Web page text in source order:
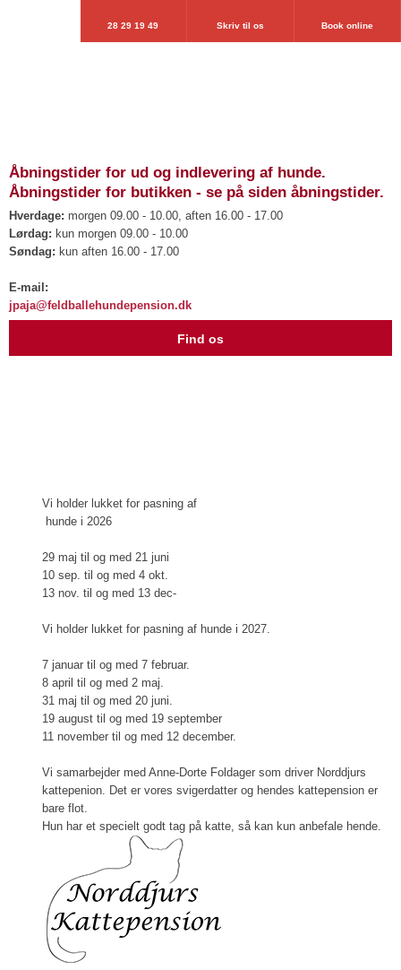
Åbningstider for ud og indlevering af hunde.
Åbningstider for butikken - se på siden åbningstider.
Hverdage: morgen 09.00 - 10.00, aften 16.00 - 17.00
Lørdag: kun morgen 09.00 - 10.00
Søndag: kun aften 16.00 - 17.00
​E-mail:
jpaja@feldballehundepension.dk
​Find os
​​Vi holder lukket for pasning af
hunde i 2026
29 maj til og med 21 juni
10 sep. til og med 4 okt.
13 nov. til og med 13 dec-
Vi holder lukket for pasning af hunde i 2027.
7 januar til og med 7 februar.
8 april til og med 2 maj.
31 maj til og med 20 juni.
19 august til og med 19 september
11 november til og med 12 december.
​Vi samarbejder med Anne-Dorte Foldager som driver Norddjurs
kattepenion. Det er vores svigerdatter og hendes kattepension er
bare flot.
Hun har et specielt godt tag på katte, så kan kun anbefale hende.
28 29 19 49 Skriv til os Book online